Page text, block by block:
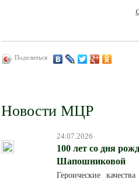
Поделиться
Новости МЦР
24.07.2026
100 лет со дня
Шапошниковой
Героические